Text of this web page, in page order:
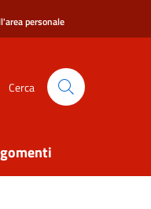
personale
Cerca